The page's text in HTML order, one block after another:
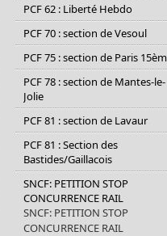
PCF 62 : Liberté Hebdo
PCF 70 : section de Vesoul
PCF 75 : section de Paris
PCF 78 : section de Mantes-le-
Jolie
PCF 81 : section de Lavaur
PCF 81 : Section des
Bastides/Gaillacois
SNCF: PETITION STOP
CONCURRENCE RAIL
SNCF: PETITION STOP
CONCURRENCE RAIL